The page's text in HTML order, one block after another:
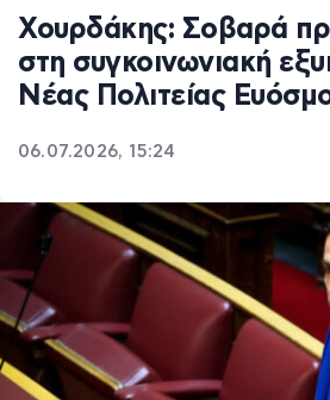
Χουρδάκης: Σοβαρά
στη συγκοινωνιακή
Νέας Πολιτείας
06.07.2026, 15:24